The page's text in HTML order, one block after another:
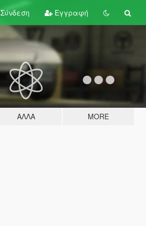
Σύνδεση Εγγραφή
ΆΛΛΑ MORE